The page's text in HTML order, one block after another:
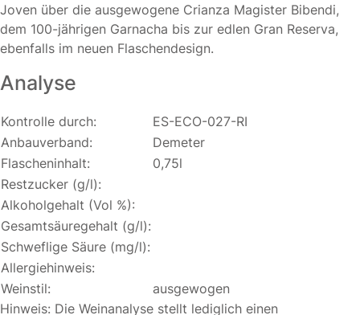
Joven über die ausgewogene Crianza Magister Bibendi,
dem 100-jährigen Garnacha bis zur edlen Gran Reserva,
ebenfalls im neuen Flaschendesign.
Analyse
Kontrolle durch:
ES-ECO-027-RI
Anbauverband:
Demeter
Flascheninhalt:
0,75l
Restzucker (g/l):
Alkoholgehalt (Vol %):
Gesamtsäuregehalt (g/l):
Schweflige Säure (mg/l):
Allergiehinweis:
Weinstil:
ausgewogen
Hinweis: Die Weinanalyse stellt lediglich einen